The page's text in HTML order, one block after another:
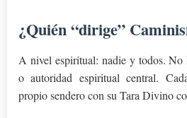
¿Quién “dirige”
A nivel espiritual: nadie y todos. No
o autoridad espiritual central.
propio sendero con su Tara Divino